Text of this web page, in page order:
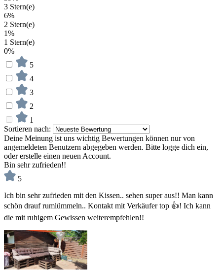
3 Stern(e)
6%
2 Stern(e)
1%
1 Stern(e)
0%
5
4
3
2
1
Sortieren nach:
Deine Meinung ist uns wichtig Bewertungen können nur von
angemeldeten Benutzern abgegeben werden. Bitte logge dich ein,
oder erstelle einen neuen Account.
Bin sehr zufrieden!!
5
Ich bin sehr zufrieden mit den Kissen.. sehen super aus!! Man kann
schön drauf rumlümmeln.. Kontakt mit Verkäufer top 👍! Ich kann
die mit ruhigem Gewissen weiterempfehlen!!